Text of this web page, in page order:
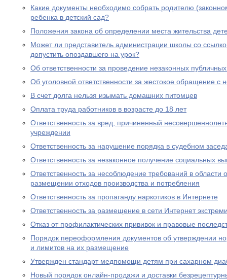
Какие документы необходимо собрать родителю
ребенка в детский сад?
Положения закона об определении места жительства
Может ли представитель администрации школы со
допустить опоздавшего на урок?
Об ответственности за проведение незаконных
Об уголовной ответственности за жестокое обращение с
В счет долга нельзя изымать домашних питомцев
Оплата труда работников в возрасте до 18 лет
Ответственность за вред, причиненный
учреждении
Ответственность за нарушение порядка в судебном
Ответственность за незаконное получение социальных
Ответственность за несоблюдение требований в
размещении отходов производства и потребления
Ответственность за пропаганду наркотиков в Интернете
Ответственность за размещение в сети Интернет
Отказ от профилактических прививок и правовые
Порядок переоформления документов об утверждении
и лимитов на их размещение
Утвержден стандарт медпомощи детям при сахарном
Новый порядок онлайн-продажи и доставки